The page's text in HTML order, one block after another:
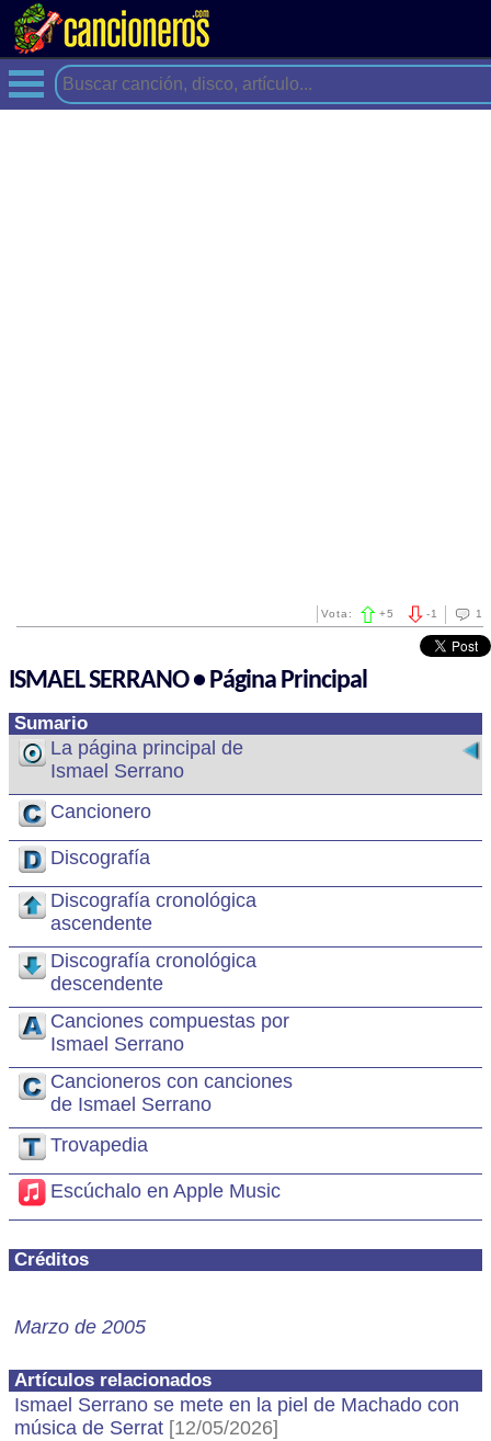
1
-1
Vota: +5
ISMAEL SERRANO • Página Principal
Sumario
La página principal de
Ismael Serrano
Cancionero
Discografía
Discografía cronológica
ascendente
Discografía cronológica
descendente
Canciones compuestas por
Ismael Serrano
Cancioneros con canciones
de Ismael Serrano
Trovapedia
Escúchalo en Apple Music
Créditos
Marzo de 2005
Artículos relacionados
Ismael Serrano se mete en la piel de Machado con
música de Serrat [12/05/2026]